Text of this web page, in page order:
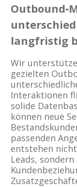
langfristig
Wir
gezielten
Interaktionen
solide
können neue
passenden
entstehen
Leads,